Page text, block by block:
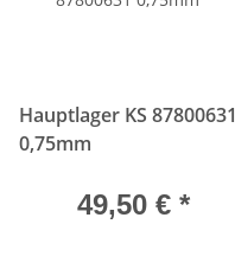
Hauptlager KS 87800631
0,75mm
49,50 € *